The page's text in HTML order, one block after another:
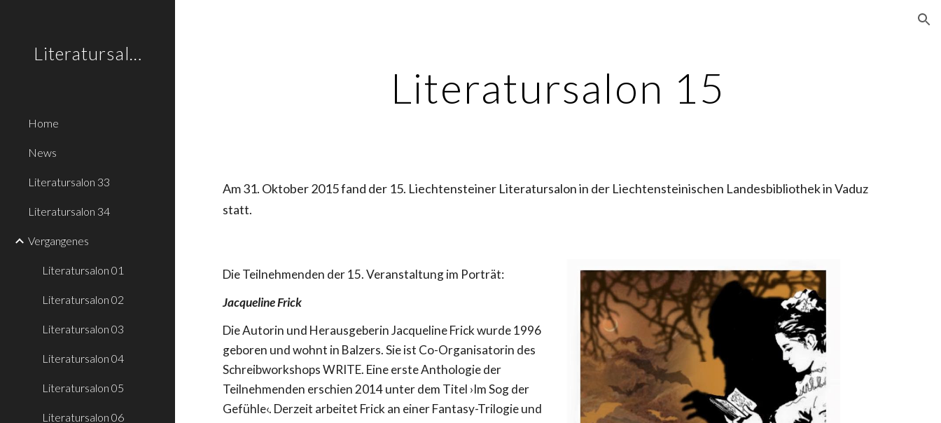
Literatursalon.li
Home
News
Literatursalon 33
Literatursalon 34
Vergangenes
Literatursalon 01
Literatursalon 02
Literatursalon 03
Literatursalon 04
Literatursalon 05
Literatursalon 06
Literatursalon 15
Am 31. Oktober 2015 fand der 15. Liechtensteiner Literatursalon in der Liechten­stei­ni­­schen Landesbibliothek in Vaduz
statt.
Die Teilnehmenden der 15. Veranstaltung im Porträt:
Jacqueline Frick
Die Autorin und Herausgeberin Jacqueline Frick wurde 1996
geboren und wohnt in Balzers. Sie ist Co-Organisatorin des
Schreibworkshops WRITE. Eine erste Anthologie der
Teilnehmenden erschien 2014 unter dem Titel ›Im Sog der
Gefühle‹. Derzeit arbeitet Frick an einer Fantasy-Trilogie und